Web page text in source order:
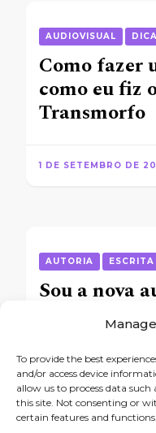
To provide the best
and/or access device
allow us to process data
this site. Not consenting or
certain features and functions.
AUDIOVISUAL
Como fazer
como eu fiz
Transmorfo
1 DE SETEMBRO DE
AUTORIA ESCRITA
Sou a nova
Editora
23 DE JANEIRO DE